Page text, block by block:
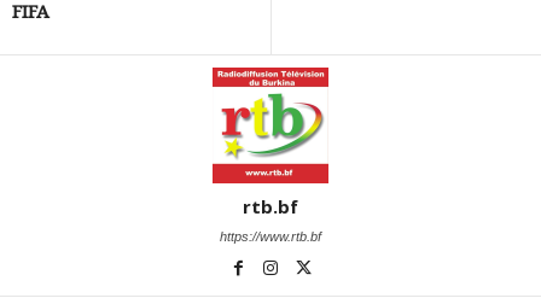
FIFA
rtb.bf
https://www.rtb.bf